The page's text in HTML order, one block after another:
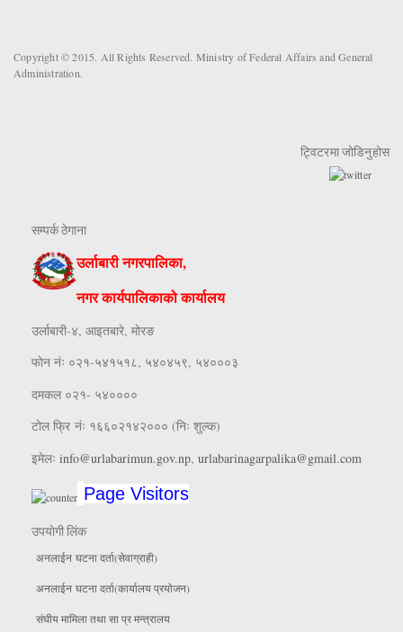
Copyright © 2015. All Rights Reserved. Ministry of Federal Affairs and General
Administration.
ट्विटरमा जोडिनुहोस
सम्पर्क ठेगाना
उर्लाबारी नगरपालिका,
नगर कार्यपालिकाको कार्यालय
उर्लाबारी-४, आइतबारे, माेरङ
फाेन नंः ०२१-५४१५१८, ५४०४५९, ५४०००३
दमकल ०२१- ५४००००
टोल फ्रि नंः १६६०२१४२००० (निः शुल्क)
इमेलः info@urlabarimun.gov.np, urlabarinagarpalika@gmail.com
Page Visitors
उपयाेगी लिंक
अनलाईन घटना दर्ता(सेवाग्राही)
अनलाईन घटना दर्ता(कार्यालय प्रयाेजन)
संघीय मामिला तथा सा प्र मन्त्रालय